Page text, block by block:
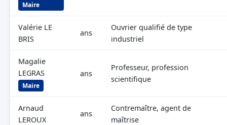
Maire
Valérie LE
BRIS
ans
Ouvrier qualifié de type
industriel
Magalie
LEGRAS
Maire
ans
Professeur, profession
scientifique
Arnaud
LEROUX
ans
Contremaître, agent de
maîtrise